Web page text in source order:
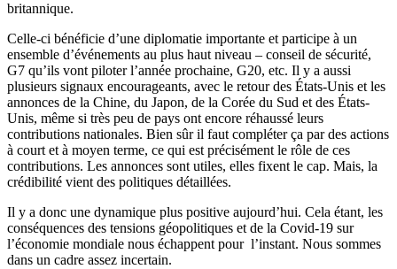
britannique.
Celle-ci bénéficie d’une diplomatie importante et participe à un
ensemble d’événements au plus haut niveau – conseil de sécurité,
G7 qu’ils vont piloter l’année prochaine, G20, etc. Il y a aussi
plusieurs signaux encourageants, avec le retour des États-Unis et les
annonces de la Chine, du Japon, de la Corée du Sud et des États-
Unis, même si très peu de pays ont encore réhaussé leurs
contributions nationales. Bien sûr il faut compléter ça par des actions
à court et à moyen terme, ce qui est précisément le rôle de ces
contributions. Les annonces sont utiles, elles fixent le cap. Mais, la
crédibilité vient des politiques détaillées.
Il y a donc une dynamique plus positive aujourd’hui. Cela étant, les
conséquences des tensions géopolitiques et de la Covid-19 sur
l’économie mondiale nous échappent pour l’instant. Nous sommes
dans un cadre assez incertain.